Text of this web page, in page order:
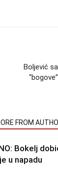
Boljević
FROM
Bokelj
u napadu